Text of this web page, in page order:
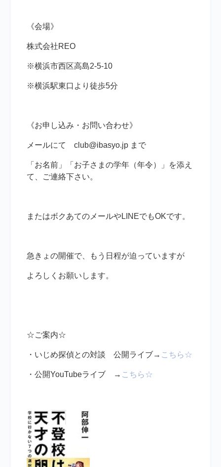
《会場》
株式会社REO
※横浜市西区高島2-5-10
※横浜駅東口より徒歩5分
《お申し込み・お問い合わせ》
メールにて club@ibasyo.jp まで
「お名前」「お子さまの学年（年令）」を添え
て、ご連絡下さい。
またはボクあてのメールやLINEでもOKです。
急きょの開催で、もう日程が迫っていますが
よろしくお願いします。
☆ご案内☆
・いじめ探偵との対談 公開ライブ→ こちら☆
・公開YouTubeライブ → こちら☆